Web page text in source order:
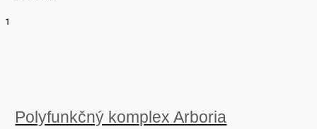
1
Polyfunkčný komplex Arboria